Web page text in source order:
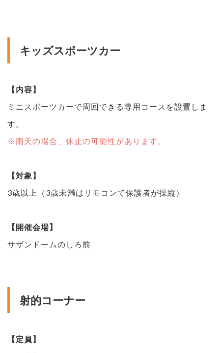
キッズスポーツカー
【内容】
ミニスポーツカーで周回できる専用コースを設置しま
す。
※雨天の場合、休止の可能性があります。
【対象】
3歳以上（3歳未満はリモコンで保護者が操縦）
【開催会場】
サザンドームのしろ前
射的コーナー
【定員】